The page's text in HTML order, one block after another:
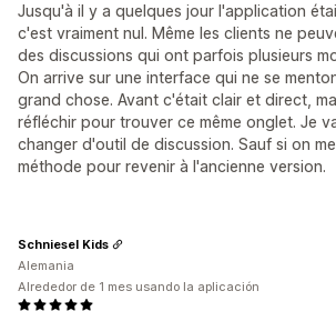
Jusqu'à il y a quelques jour l'application
c'est vraiment nul. Même les clients ne
des discussions qui ont parfois plusieurs
On arrive sur une interface qui ne se
grand chose. Avant c'était clair et direct,
réfléchir pour trouver ce même onglet. Je
changer d'outil de discussion. Sauf si on
méthode pour revenir à l'ancienne version.
Schniesel Kids
Alemania
Alrededor de 1 mes usando la aplicación